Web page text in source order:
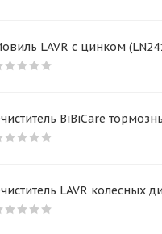
LAVR с цинком
BiBiCare
LAVR колесных